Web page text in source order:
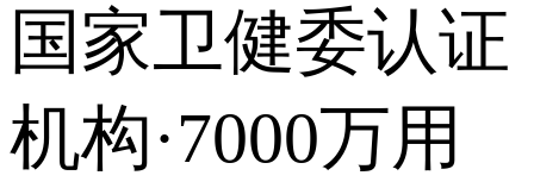
国家卫健委认证
机构·7000万用